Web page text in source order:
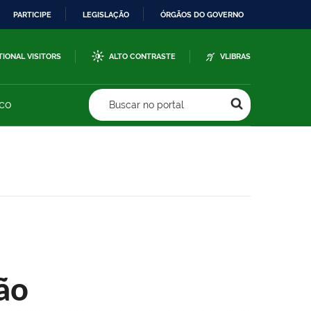
PARTICIPE LEGISLAÇÃO ÓRGÃOS DO GOVERNO
VISITORS ALTO CONTRASTE VLIBRAS
Buscar no portal